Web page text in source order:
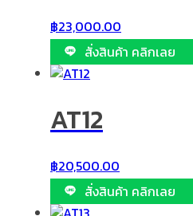
฿23,000.00
สั่งสินค้า คลิกเลย
AT12
฿20,500.00
สั่งสินค้า คลิกเลย